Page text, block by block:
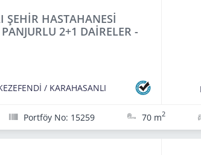
ŞEHİR HASTAHANESİ
2+1 DAİRELER -
/ KARAHASANLI
Portföy No: 15259 70 m2